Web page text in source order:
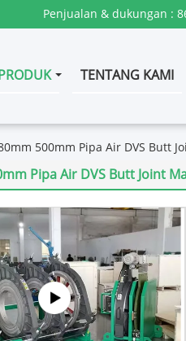
Penjualan & dukungan :
TENTANG KAMI
500mm Pipa Air DVS Butt
Pipa Air DVS Butt Joint